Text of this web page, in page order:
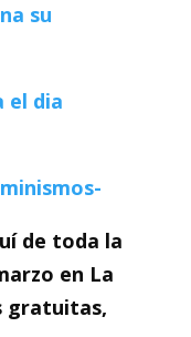
su
el dia
de toda la
en La
gratuitas,